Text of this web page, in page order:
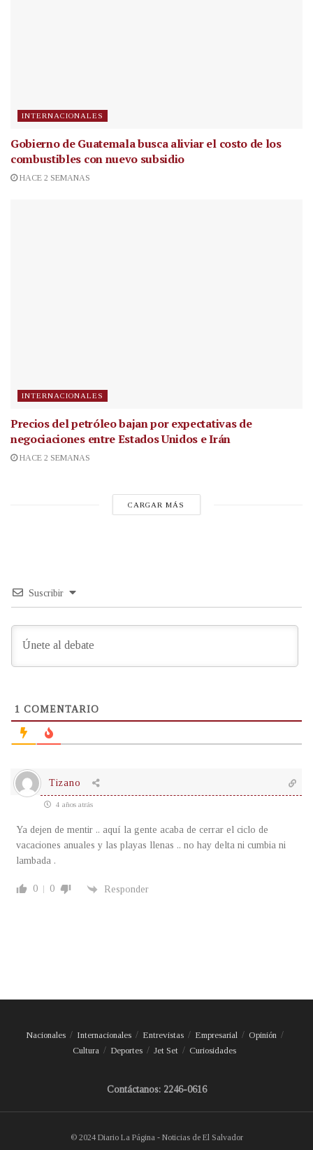
INTERNACIONALES
Gobierno de Guatemala busca aliviar el costo de los
combustibles con nuevo subsidio
HACE 2 SEMANAS
INTERNACIONALES
Precios del petróleo bajan por expectativas de
negociaciones entre Estados Unidos e Irán
HACE 2 SEMANAS
CARGAR MÁS
Suscribir
1 COMENTARIO
Tizano
4 años atrás
Ya dejen de mentir .. aquí la gente acaba de cerrar el ciclo de
vacaciones anuales y las playas llenas .. no hay delta ni cumbia ni
lambada .
0 0 Responder
Nacionales Internacionales Entrevistas Empresarial
Opinión
Cultura
Deportes Jet Set Curiosidades
Contáctanos: 2246-0616
© 2024 Diario La Página - Noticias de El Salvador